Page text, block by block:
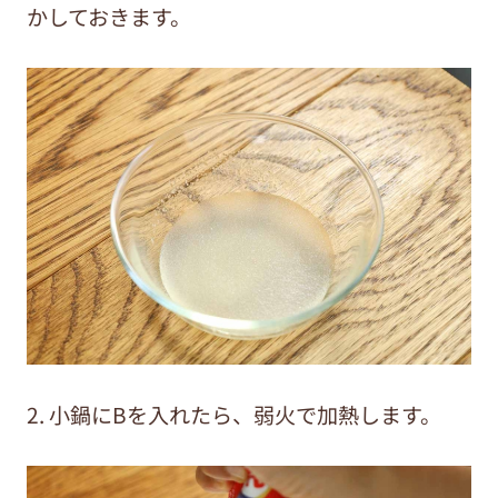
かしておきます。
2. 小鍋にBを入れたら、弱火で加熱します。